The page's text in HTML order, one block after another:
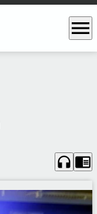
menu
headphones chrome_reader_mode